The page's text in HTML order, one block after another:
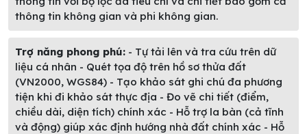
thông tin không gian và phi không gian.
Trợ năng phong phú: - Tự tải lên và tra cứu trên dữ
liệu cá nhân - Quét tọa độ trên hồ sơ thửa đất
(VN2000, WGS84) - Tạo khảo sát ghi chú đa phương
tiện khi đi khảo sát thực địa - Đo vẽ chi tiết (điểm,
chiều dài, diện tích) chính xác - Hỗ trợ la bàn (cả tĩnh
và động) giúp xác định hướng nhà đất chính xác - Hỗ